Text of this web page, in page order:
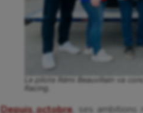
Le pilote Rémi Beauvillain va
Racing.
Depuis octobre , ses